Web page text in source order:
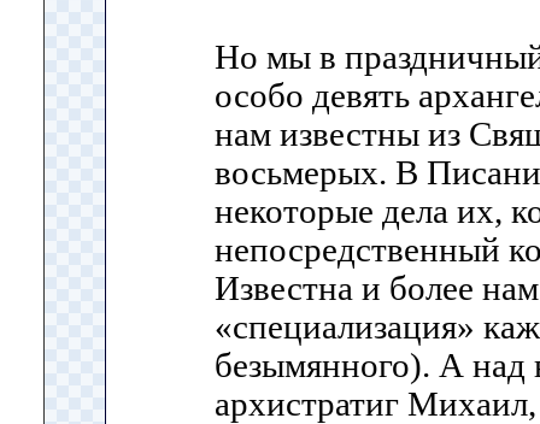
Но мы в
особо девять
нам известны из
восьмерых. В
некоторые дела их,
непосредственный
Известна и более
«специализация»
безымянного). А над
архистратиг